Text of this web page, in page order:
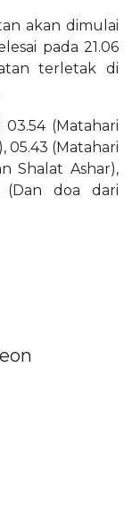
akan dimulai
pada 21.06
terletak di
(Matahari
05.43 (Matahari
Shalat Ashar),
(Dan doa dari